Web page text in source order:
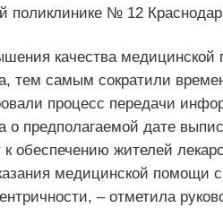
поликлинике № 12
качества
тем самым сократили
процесс передачи
о предполагаемой дате
к обеспечению жителей
медицинской помощи
– отметила